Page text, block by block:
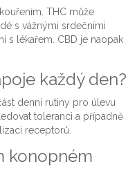
THC může
s vážnými srdečními
s lékařem. CBD je naopak
každý den?
denní rutiny pro úlevu
toleranci a případně
receptorů.
konopném